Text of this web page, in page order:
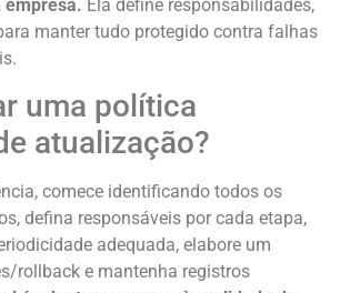
empresa. Ela define responsabilidades,
manter tudo protegido contra falhas
uma política
atualização?
comece identificando todos os
defina responsáveis por cada etapa,
adequada, elabore um
rollback e mantenha registros